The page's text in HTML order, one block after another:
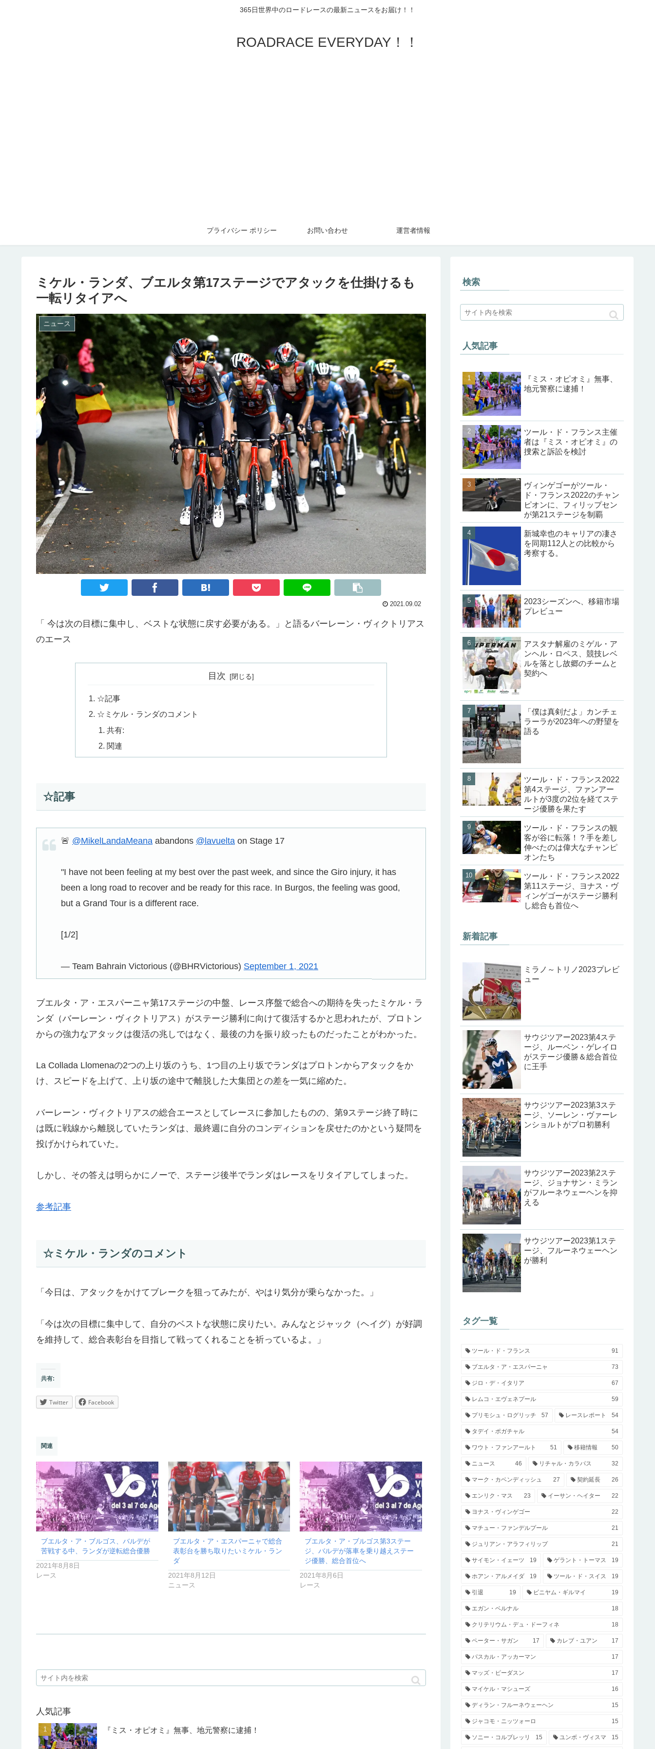
365日世界中のロードレースの最新ニュースをお届け！！
ROADRACE EVERYDAY！！
プライバシー ポリシー お問い合わせ 運営者情報
ミケル・ランダ、ブエルタ第17ステージでアタックを仕掛けるも
一転リタイアへ
ニュース
2021.09.02
「 今は次の目標に集中し、ベストな状態に戻す必要がある。」と語るバーレーン・ヴィクトリアス
のエース
目次
☆記事
☆ミケル・ランダのコメント
共有:
関連
☆記事
🚨 @MikelLandaMeana abandons @lavuelta on Stage 17
"I have not been feeling at my best over the past week, and since the Giro injury, it has
been a long road to recover and be ready for this race. In Burgos, the feeling was good,
but a Grand Tour is a different race.
[1/2]
— Team Bahrain Victorious (@BHRVictorious) September 1, 2021
ブエルタ・ア・エスパーニャ第17ステージの中盤、レース序盤で総合への期待を失ったミケル・ラ
ンダ（バーレーン・ヴィクトリアス）がステージ勝利に向けて復活するかと思われたが、プロトン
からの強力なアタックは復活の兆しではなく、最後の力を振り絞ったものだったことがわかった。
La Collada Llomenaの2つの上り坂のうち、1つ目の上り坂でランダはプロトンからアタックをか
け、スピードを上げて、上り坂の途中で離脱した大集団との差を一気に縮めた。
バーレーン・ヴィクトリアスの総合エースとしてレースに参加したものの、第9ステージ終了時に
は既に戦線から離脱していたランダは、最終週に自分のコンディションを戻せたのかという疑問を
投げかけられていた。
しかし、その答えは明らかにノーで、ステージ後半でランダはレースをリタイアしてしまった。
参考記事
☆ミケル・ランダのコメント
「今日は、アタックをかけてブレークを狙ってみたが、やはり気分が乗らなかった。」
「今は次の目標に集中して、自分のベストな状態に戻りたい。みんなとジャック（ヘイグ）が好調
を維持して、総合表彰台を目指して戦ってくれることを祈っているよ。」
共有:
Twitter Facebook
関連
ブエルタ・ア・ブルゴス、バルデが
苦戦する中、ランダが逆転総合優勝
2021年8月8日
レース
ブエルタ・ア・エスパーニャで総合
表彰台を勝ち取りたいミケル・ラン
ダ
2021年8月12日
ニュース
ブエルタ・ア・ブルゴス第3ステー
ジ、バルデが落車を乗り越えステー
ジ優勝、総合首位へ
2021年8月6日
レース
人気記事
『ミス・オピオミ』無事、地元警察に逮捕！
検索
人気記事
『ミス・オピオミ』無事、
地元警察に逮捕！
ツール・ド・フランス主催
者は『ミス・オピオミ』の
捜索と訴訟を検討
ヴィンゲゴーがツール・
ド・フランス2022のチャン
ピオンに、フィリップセン
が第21ステージを制覇
新城幸也のキャリアの凄さ
を同期112人との比較から
考察する。
2023シーズンへ、移籍市場
プレビュー
アスタナ解雇のミゲル・ア
ンヘル・ロペス、競技レベ
ルを落とし故郷のチームと
契約へ
「僕は真剣だよ」カンチェ
ラーラが2023年への野望を
語る
ツール・ド・フランス2022
第4ステージ、ファンアー
ルトが3度の2位を経てステ
ージ優勝を果たす
ツール・ド・フランスの観
客が谷に転落！？手を差し
伸べたのは偉大なチャンピ
オンたち
ツール・ド・フランス2022
第11ステージ、ヨナス・ヴ
ィンゲゴーがステージ勝利
し総合も首位へ
新着記事
ミラノ～トリノ2023プレビ
ュー
サウジツアー2023第4ステ
ージ、ルーベン・ゲレイロ
がステージ優勝＆総合首位
に王手
サウジツアー2023第3ステ
ージ、ソーレン・ヴァーレ
ンショルトがプロ初勝利
サウジツアー2023第2ステ
ージ、ジョナサン・ミラン
がフルーネウェーヘンを抑
える
サウジツアー2023第1ステ
ージ、フルーネウェーヘン
が勝利
タグ一覧
ツール・ド・フランス 91
ブエルタ・ア・エスパーニャ 73
ジロ・デ・イタリア 67
レムコ・エヴェネプール 59
プリモシュ・ログリッチ 57 レースレポート 54
タデイ・ポガチャル 54
ワウト・ファンアールト 51 移籍情報 50
ニュース 46 リチャル・カラパス 32
マーク・カベンディッシュ 27 契約延長 26
エンリク・マス 23 イーサン・ヘイター 22
ヨナス・ヴィンゲゴー 22
マチュー・ファンデルプール 21
ジュリアン・アラフィリップ 21
サイモン・イェーツ 19 ゲラント・トーマス 19
ホアン・アルメイダ 19 ツール・ド・スイス 19
引退 19 ビニヤム・ギルマイ 19
エガン・ベルナル 18
クリテリウム・デュ・ドーフィネ 18
ペーター・サガン 17 カレブ・ユアン 17
パスカル・アッカーマン 17
マッズ・ピーダスン 17
マイケル・マシューズ 16
ディラン・フルーネウェーヘン 15
ジャコモ・ニッツォーロ 15
ソニー・コルブレッリ 15 ユンボ・ヴィスマ 15